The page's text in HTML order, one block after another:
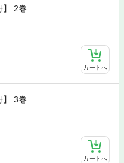
】 2巻
カートへ
】 3巻
カートへ